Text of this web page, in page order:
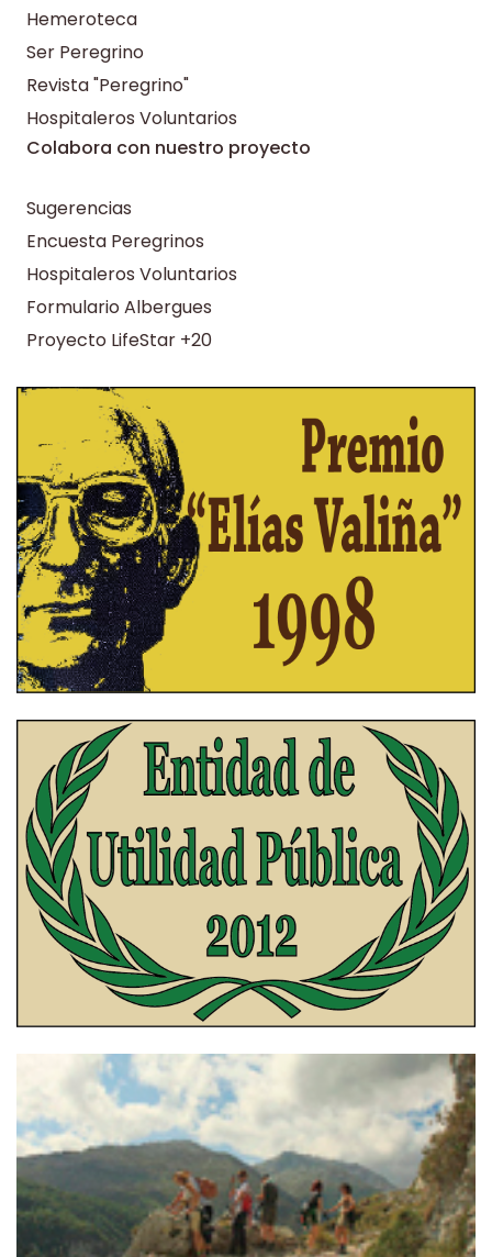
Hemeroteca
Ser Peregrino
Revista "Peregrino"
Hospitaleros Voluntarios
Colabora con nuestro proyecto
Sugerencias
Encuesta Peregrinos
Hospitaleros Voluntarios
Formulario Albergues
Proyecto LifeStar +20